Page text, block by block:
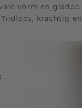
vorm en
krachtig